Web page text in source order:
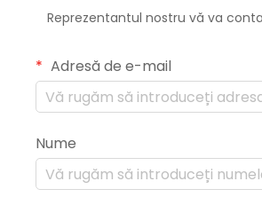
Reprezentantul nostru vă va
Adresă de e-mail
Nume